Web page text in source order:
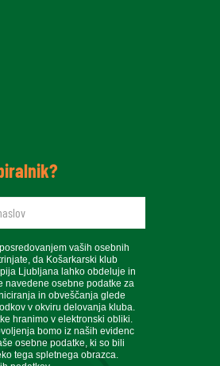
vaših osebnih
da Košarkarski klub
Ljubljana lahko obdeluje in
navedene osebne podatke za
in obveščanja glede
v okviru delovanja kluba.
hranimo v elektronski obliki.
bomo iz naših evidenc
osebne podatke, ki so bili
tega spletnega obrazca.